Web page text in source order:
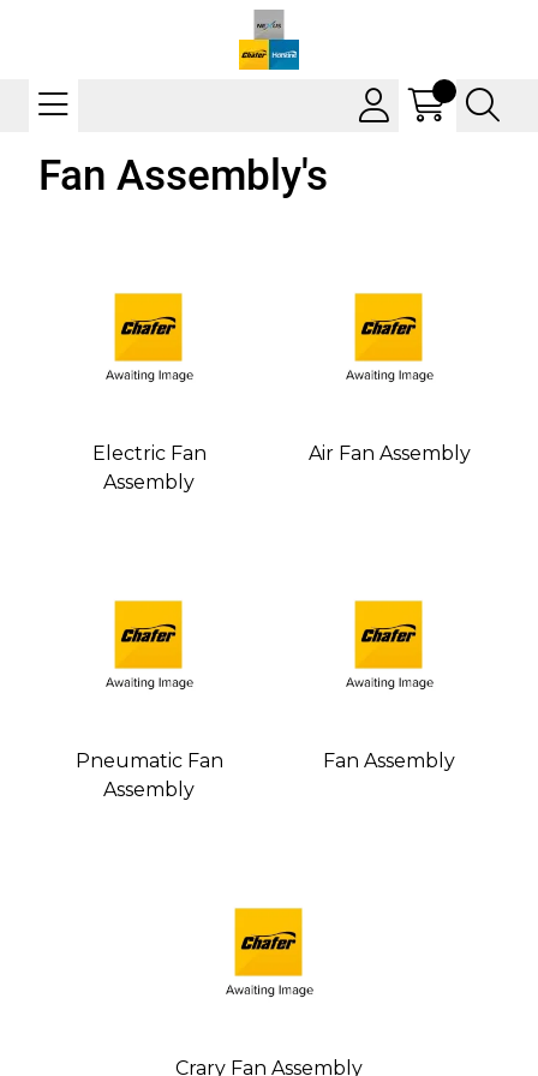
Fan Assembly's
Electric Fan
Assembly
Air Fan Assembly
Pneumatic Fan
Assembly
Fan Assembly
Crary Fan Assembly